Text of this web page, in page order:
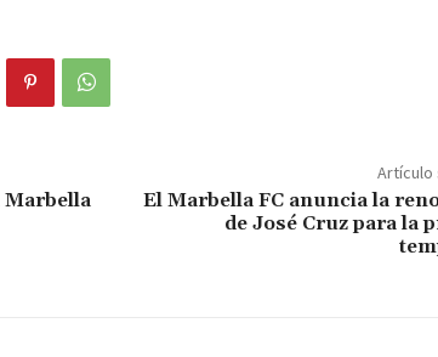
Marbella
Artículo
El Marbella FC anuncia la
de José Cruz para la